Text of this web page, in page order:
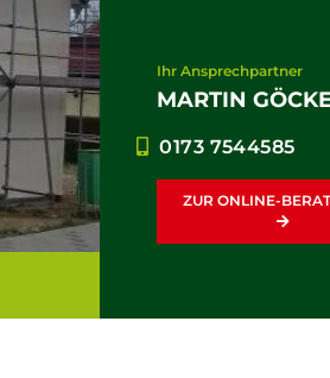
Ihr Ansprechpartner
MARTIN
0173 7544585
ZUR ONLINE-